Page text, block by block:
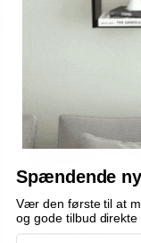
Spændende
Vær den første til at
og gode tilbud direkte